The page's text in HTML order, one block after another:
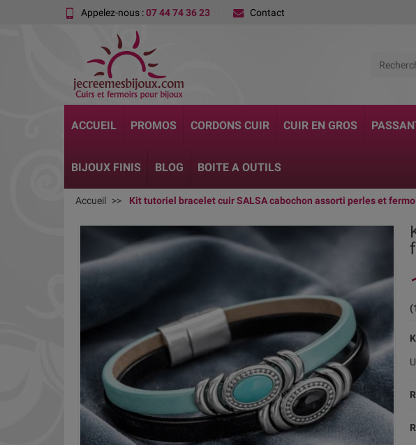
Appelez-nous :07 44 74 36 23 Contact
ACCUEIL PROMOS CORDONS CUIR CUIR EN GROS
BIJOUX FINIS BLOG BOITE A OUTILS
Accueil Kit tutoriel bracelet cuir SALSA cabochon assorti perles et